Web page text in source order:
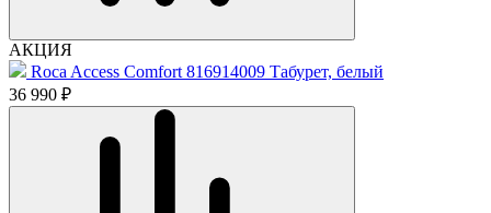
АКЦИЯ
Roca Access Comfort 816914009 Табурет, белый
36 990 ₽